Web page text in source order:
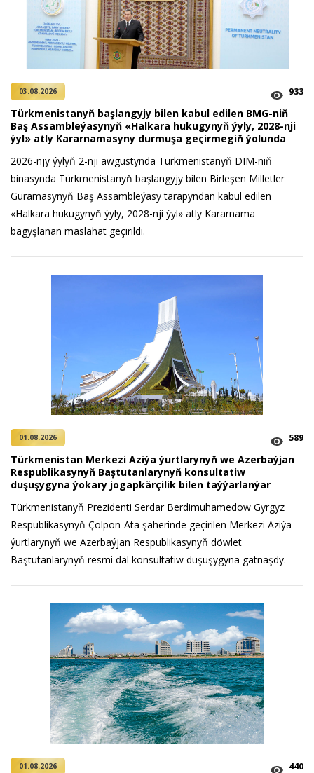
03.08.2026 933
Türkmenistanyň başlangyjy bilen kabul edilen BMG-niň
Baş Assambleýasynyň «Halkara hukugynyň ýyly, 2028-nji
ýyl» atly Kararnamasyny durmuşa geçirmegiň ýolunda
2026-njy ýylyň 2-nji awgustynda Türkmenistanyň DIM-niň
binasynda Türkmenistanyň başlangyjy bilen Birleşen Milletler
Guramasynyň Baş Assambleýasy tarapyndan kabul edilen
«Halkara hukugynyň ýyly, 2028-nji ýyl» atly Kararnama
bagyşlanan maslahat geçirildi.
01.08.2026 589
Türkmenistan Merkezi Aziýa ýurtlarynyň we Azerbaýjan
Respublikasynyň Baştutanlarynyň konsultatiw
duşuşygyna ýokary jogapkärçilik bilen taýýarlanýar
Türkmenistanyň Prezidenti Serdar Berdimuhamedow Gyrgyz
Respublikasynyň Çolpon-Ata şäherinde geçirilen Merkezi Aziýa
ýurtlarynyň we Azerbaýjan Respublikasynyň döwlet
Baştutanlarynyň resmi däl konsultatiw duşuşygyna gatnaşdy.
01.08.2026 440